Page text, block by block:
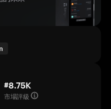
#8.75K
市場評級